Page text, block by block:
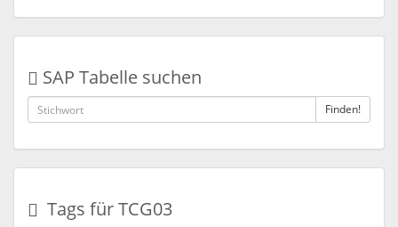
SAP Tabelle suchen
Finden!
Tags für TCG03